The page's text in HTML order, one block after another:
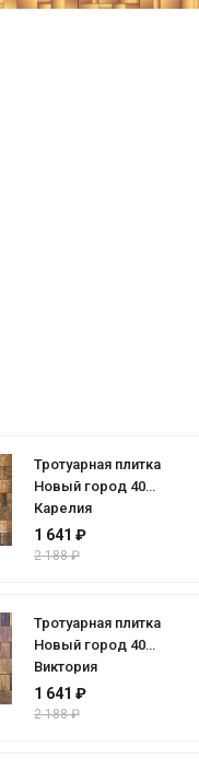
Тротуарная плитка
Новый город 40
Карелия
1 641 ₽
2 188 ₽
Тротуарная плитка
Новый город 40
Виктория
1 641 ₽
2 188 ₽